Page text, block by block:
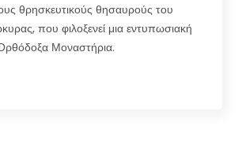
θρησκευτικούς θησαυρούς του
που φιλοξενεί μια εντυπωσιακή
Μοναστήρια.